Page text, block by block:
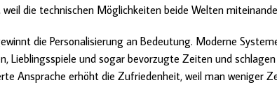
weil die technischen Möglichkeiten beide Welten
die Personalisierung an Bedeutung. Moderne
Lieblingsspiele und sogar bevorzugte Zeiten und
Ansprache erhöht die Zufriedenheit, weil man weniger